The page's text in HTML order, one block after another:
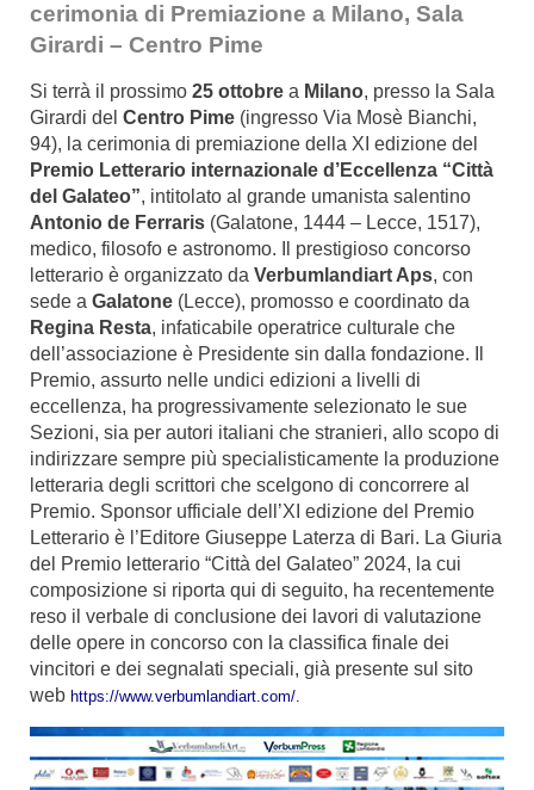
cerimonia di Premiazione a Milano, Sala
Girardi – Centro Pime
Si terrà il prossimo 25 ottobre a Milano, presso la Sala
Girardi del Centro Pime (ingresso Via Mosè Bianchi,
94), la cerimonia di premiazione della XI edizione del
Premio Letterario internazionale d’Eccellenza “Città
del Galateo”, intitolato al grande umanista salentino
Antonio de Ferraris (Galatone, 1444 – Lecce, 1517),
medico, filosofo e astronomo. Il prestigioso concorso
letterario è organizzato da Verbumlandiart Aps, con
sede a Galatone (Lecce), promosso e coordinato da
Regina Resta, infaticabile operatrice culturale che
dell’associazione è Presidente sin dalla fondazione. Il
Premio, assurto nelle undici edizioni a livelli di
eccellenza, ha progressivamente selezionato le sue
Sezioni, sia per autori italiani che stranieri, allo scopo di
indirizzare sempre più specialisticamente la produzione
letteraria degli scrittori che scelgono di concorrere al
Premio. Sponsor ufficiale dell’XI edizione del Premio
Letterario è l’Editore Giuseppe Laterza di Bari. La Giuria
del Premio letterario “Città del Galateo” 2024, la cui
composizione si riporta qui di seguito, ha recentemente
reso il verbale di conclusione dei lavori di valutazione
delle opere in concorso con la classifica finale dei
vincitori e dei segnalati speciali, già presente sul sito
web https://www.verbumlandiart.com/.